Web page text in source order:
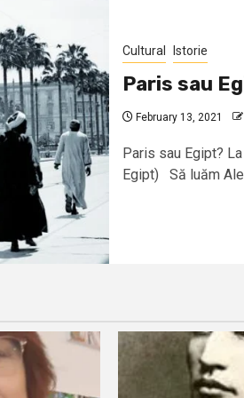
Cultural Istorie
Paris sau
February 13, 2021
Paris sau Egipt?
Egipt) Să luăm